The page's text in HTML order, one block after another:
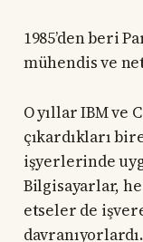
1985’den beri
mühendis ve
O yıllar IBM ve
çıkardıkları
işyerlerinde
Bilgisayarlar,
etseler de